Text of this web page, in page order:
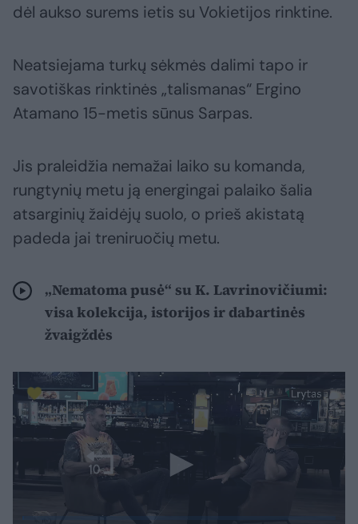
dėl aukso surems ietis su Vokietijos rinktine.
Neatsiejama turkų sėkmės dalimi tapo ir
savotiškas rinktinės „talismanas“ Ergino
Atamano 15-metis sūnus Sarpas.
Jis praleidžia nemažai laiko su komanda,
rungtynių metu ją energingai palaiko šalia
atsarginių žaidėjų suolo, o prieš akistatą
padeda jai treniruočių metu.
„Nematoma pusė“ su K. Lavrinovičiumi:
visa kolekcija, istorijos ir dabartinės
žvaigždės